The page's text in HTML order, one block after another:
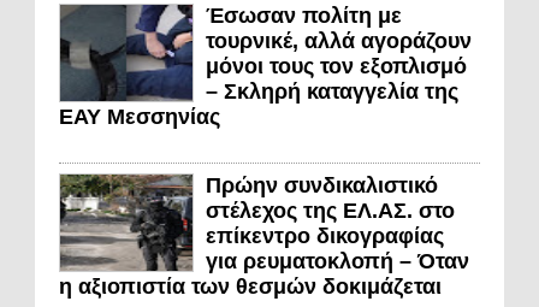
Έσωσαν πολίτη με
τουρνικέ, αλλά αγοράζουν
μόνοι τους τον εξοπλισμό
– Σκληρή καταγγελία της
ΕΑΥ Μεσσηνίας
Πρώην συνδικαλιστικό
στέλεχος της ΕΛ.ΑΣ. στο
επίκεντρο δικογραφίας
για ρευματοκλοπή – Όταν
η αξιοπιστία των θεσμών δοκιμάζεται